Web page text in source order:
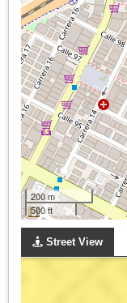
200 m
500 ft
Street View